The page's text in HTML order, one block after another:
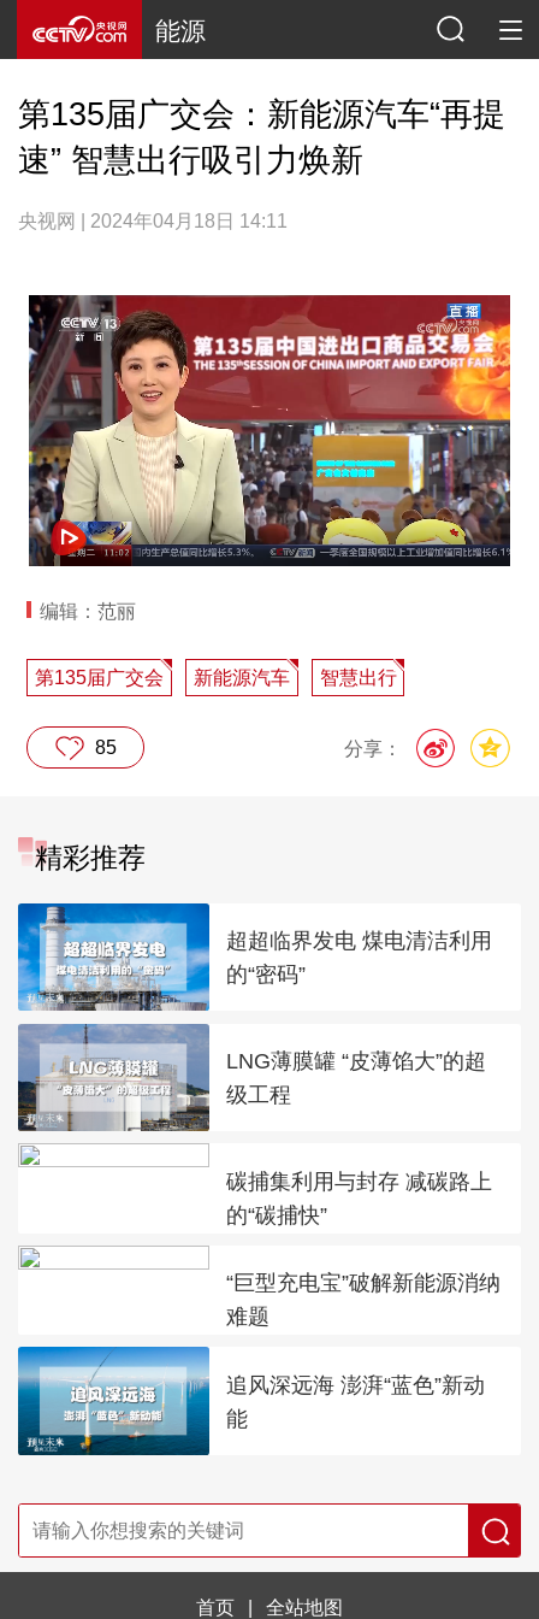
能源
第135届广交会：新能源汽车“再提
速” 智慧出行吸引力焕新
央视网 | 2024年04月18日 14:11
编辑：范丽
第135届广交会 新能源汽车 智慧出行
分享：
85
精彩推荐
超超临界发电 煤电清洁利用
的“密码”
LNG薄膜罐 “皮薄馅大”的超
级工程
碳捕集利用与封存 减碳路上
的“碳捕快”
“巨型充电宝”破解新能源消纳
难题
追风深远海 澎湃“蓝色”新动
能
首页 全站地图